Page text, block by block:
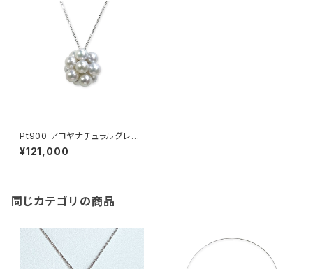
Pt900 アコヤナチュラルグレー
パール ペンダントトップ
¥121,000
同じカテゴリの商品